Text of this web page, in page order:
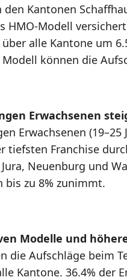
den Kantonen
HMO-Modell
alle Kantone um
Modell können die
Erwachsenen
Erwachsenen
tiefsten Franchise
Neuenburg und
bis zu 8% zunimmt.
Modelle und
die Aufschläge beim
Kantone. 36.4% der